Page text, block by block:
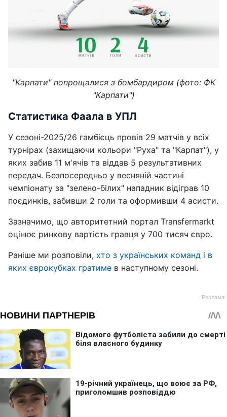
"Карпати" попрощалися з бомбардиром (фото: ФК
"Карпати")
Статистика Фаала в УПЛ
У сезоні-2025/26 гамбієць провів 29 матчів у всіх
турнірах (захищаючи кольори "Руха" та "Карпат"), у
яких забив 11 м'ячів та віддав 5 результативних
передач. Безпосередньо у весняній частині
чемпіонату за "зелено-білих" нападник відіграв 10
поєдинків, забивши 2 голи та оформивши 4 асисти.
Зазначимо, що авторитетний портал Transfermarkt
оцінює ринкову вартість гравця у 700 тисяч євро.
Раніше ми розповіли, хто з українських команд і в
яких єврокубках гратиме в наступному сезоні.